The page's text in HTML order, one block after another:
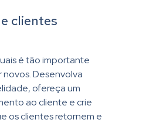
clientes
é tão importante
Desenvolva
ofereça um
ao cliente e crie
os clientes retornem e